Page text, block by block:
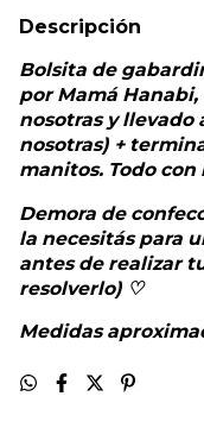
Descripción
Bolsita de
por Mamá
nosotras y llevado
nosotras) +
manitos. Todo con
Demora de
la necesitás para
antes de realizar
resolverlo) ♡
Medidas